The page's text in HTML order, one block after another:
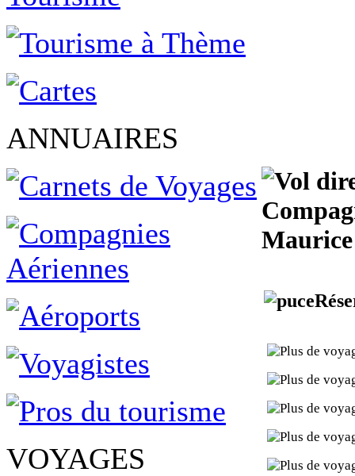
ANNUAIRES
VOYAGES
Maurice